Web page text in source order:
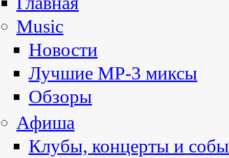
Music
Новости
Лучшие MP-3 миксы
Обзоры
Афиша
Клубы, концерты и